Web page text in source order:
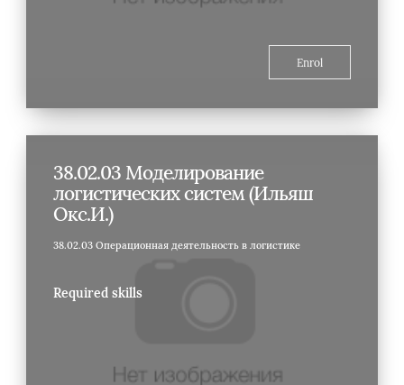
Enrol
38.02.03 Моделирование
логистических систем (Ильяш
Окс.И.)
38.02.03 Операционная деятельность в логистике
Required skills